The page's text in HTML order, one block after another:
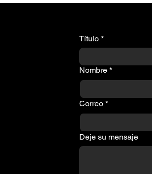
Título *
Nombre *
Correo *
Deje su mensaje